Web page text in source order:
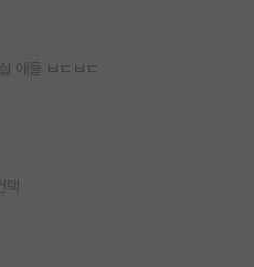
애들 ㅂㄷㅂㄷ
택